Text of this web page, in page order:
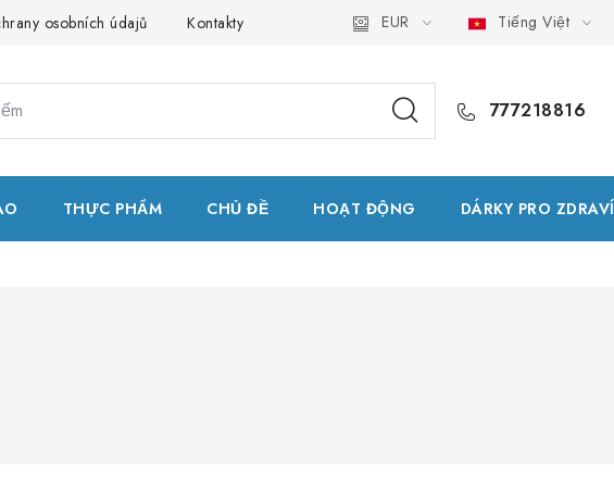
osobních údajů Kontakty Natural Health Store Bảng thuật ngữ
EUR Tiếng Việt
777218816
THỰC PHẨM CHỦ ĐỀ HOẠT ĐỘNG DÁRKY PRO ZDRAVÍ